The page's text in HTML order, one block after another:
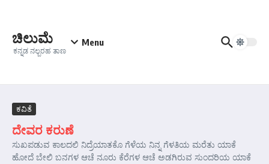
ಚಿಲುಮೆ
ಕನ್ನಡ ನಲ್ಬರಹ ತಾಣ
Menu
ಕವಿತೆ
ದೇವರ ಕರುಣೆ
ಸುಖಪಡುವ ಕಾಲದಲಿ ನಿದ್ರೆಯಾತಕೊ ಗೆಳೆಯ ನಿನ್ನ ಗೆಳತಿಯ ಮರೆತು ಯಾಕೆ
ಹೋದೆ ಬೇಲಿ ಬನಗಳ ಆಚೆ ನೂರು ಕೆರೆಗಳ ಆಚೆ ಅಡಗಿರುವ ಸುಂದರಿಯ ಯಾಕೆ